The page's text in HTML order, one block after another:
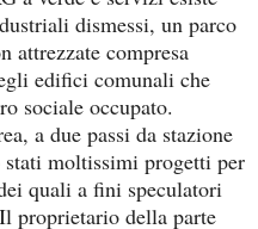
dismessi, un parco
attrezzate compresa
edifici comunali che
sociale occupato.
a due passi da stazione
moltissimi progetti per
quali a fini speculatori
proprietario della parte